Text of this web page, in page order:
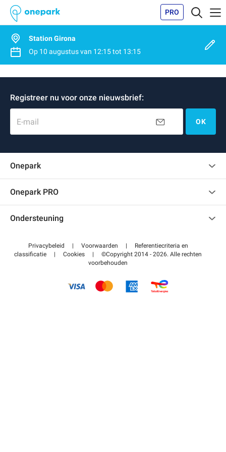
PRO
Station Girona
Op 10 augustusvan 12:15tot 13:15
Registreer nu voor onze nieuwsbrief:
E-mail OK
Onepark
Onepark PRO
Word partner van Onepark
Ondersteuning
Helpcentrum
Betalen voor parkeren FLOW
Privacybeleid | Voorwaarden |
Referentiecriteria en
classificatie
| Cookies |
©Copyright 2014 - 2026. Alle rechten
voorbehouden